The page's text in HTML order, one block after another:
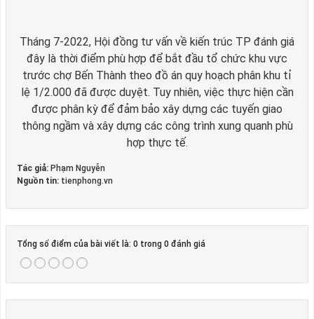
Tháng 7-2022, Hội đồng tư vấn về kiến trúc TP đánh giá
đây là thời điểm phù hợp để bắt đầu tổ chức khu vực
trước chợ Bến Thành theo đồ án quy hoạch phân khu tỉ
lệ 1/2.000 đã được duyệt. Tuy nhiên, việc thực hiện cần
được phân kỳ để đảm bảo xây dựng các tuyến giao
thông ngầm và xây dựng các công trình xung quanh phù
hợp thực tế.
Tác giả: Phạm Nguyễn
Nguồn tin: tienphong.vn
Tổng số điểm của bài viết là: 0 trong 0 đánh giá